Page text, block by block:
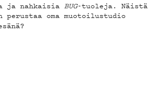
ja nahkaisiaBUG-tuoleja. Näistä
oma muotoilustudio